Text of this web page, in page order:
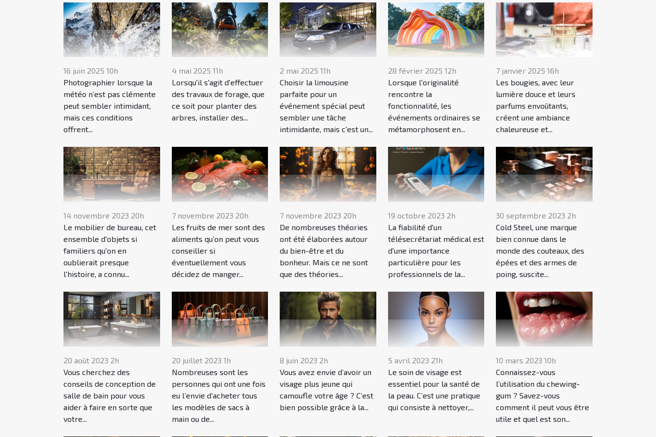
16 juin 2025 10h
Photographier lorsque la
météo n’est pas clémente
peut sembler intimidant,
mais ces conditions
offrent...
4 mai 2025 11h
Lorsqu'il s'agit d'effectuer
des travaux de forage, que
ce soit pour planter des
arbres, installer des...
2 mai 2025 11h
Choisir la limousine
parfaite pour un
événement spécial peut
sembler une tâche
intimidante, mais c'est un...
28 février 2025 12h
Lorsque l'originalité
rencontre la
fonctionnalité, les
événements ordinaires se
métamorphosent en...
7 janvier 2025 16h
Les bougies, avec leur
lumière douce et leurs
parfums envoûtants,
créent une ambiance
chaleureuse et...
14 novembre 2023 20h
Le mobilier de bureau, cet
ensemble d'objets si
familiers qu'on en
oublierait presque
l'histoire, a connu...
7 novembre 2023 20h
Les fruits de mer sont des
aliments qu’on peut vous
conseiller si
éventuellement vous
décidez de manger...
7 novembre 2023 20h
De nombreuses théories
ont été élaborées autour
du bien-être et du
bonheur. Mais ce ne sont
que des théories...
19 octobre 2023 2h
La fiabilité d'un
télésecrétariat médical est
d'une importance
particulière pour les
professionnels de la...
30 septembre 2023 2h
Cold Steel, une marque
bien connue dans le
monde des couteaux, des
épées et des armes de
poing, suscite...
20 août 2023 2h
Vous cherchez des
conseils de conception de
salle de bain pour vous
aider à faire en sorte que
votre...
20 juillet 2023 1h
Nombreuses sont les
personnes qui ont une fois
eu l’envie d’acheter tous
les modèles de sacs à
main ou de...
8 juin 2023 2h
Vous avez envie d’avoir un
visage plus jeune qui
camoufle votre âge ? C’est
bien possible grâce à la...
5 avril 2023 21h
Le soin de visage est
essentiel pour la santé de
la peau. C’est une pratique
qui consiste à nettoyer,...
10 mars 2023 10h
Connaissez-vous
l’utilisation du chewing-
gum ? Savez-vous
comment il peut vous être
utile et quel est son...